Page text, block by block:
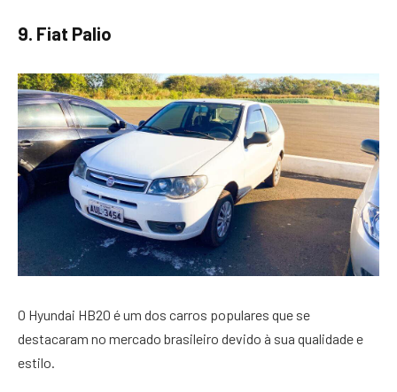
9. Fiat Palio
O Hyundai HB20 é um dos carros populares que se
destacaram no mercado brasileiro devido à sua qualidade e
estilo.